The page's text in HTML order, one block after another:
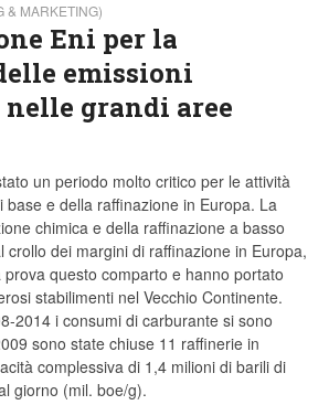
& MARKETING)
Eni per la
emissioni
grandi aree
un periodo molto critico per le attività
base e della raffinazione in Europa. La
chimica e della raffinazione a basso
crollo dei margini di raffinazione in Europa,
questo comparto e hanno portato
stabilimenti nel Vecchio Continente.
2014 i consumi di carburante si sono
sono state chiuse 11 raffinerie in
complessiva di 1,4 milioni di barili di
giorno (mil. boe/g).